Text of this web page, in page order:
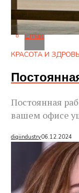
Whatsapp
Email
КРАСОТА И
Постоянная
вашем офисе
digiindustry06.12.2024